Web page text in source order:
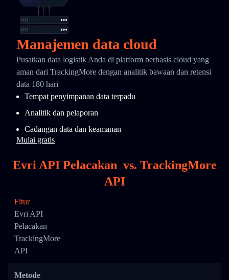
Manajemen data cloud
Pusatkan data logistik Anda di platform berbasis cloud yang
aman dari TrackingMore dengan analitik bawaan dan retensi
data 180 hari
Tempat penyimpanan data terpadu
Analitik dan pelaporan
Cadangan data dan keamanan
Mulai gratis
Evri API Pelacakan vs. TrackingMore
API
Fitur
Evri API
Pelacakan
TrackingMore
API
Metode